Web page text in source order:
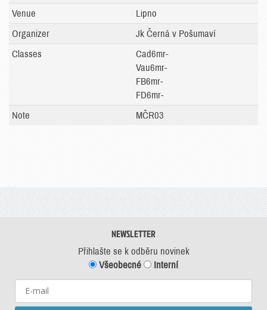
Venue
Lipno
Organizer
Jk Černá v Pošumaví
Classes
Cad6mr-
Vau6mr-
FB6mr-
FD6mr-
Note
MČR03
NEWSLETTER
Přihlašte se k odběru novinek
Všeobecné
Interní